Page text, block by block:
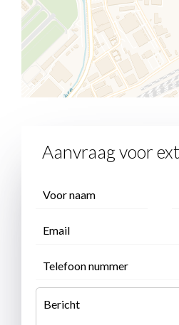
Aanvraag voor